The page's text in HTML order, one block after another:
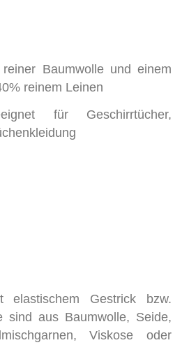
Baumwolle und einem
reinem Leinen
für Geschirrtücher,
elastischem Gestrick bzw.
sind aus Baumwolle, Seide,
Viskose oder